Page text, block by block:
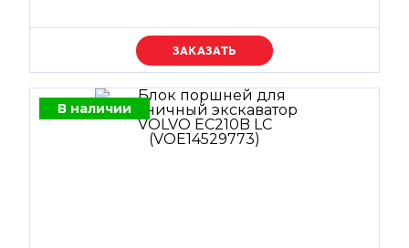
Уточняйте цену
В наличии